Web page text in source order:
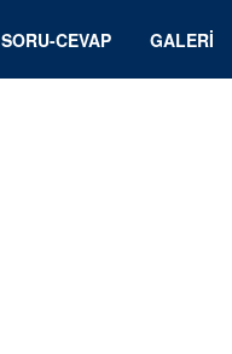
SORU-CEVAP GALERI